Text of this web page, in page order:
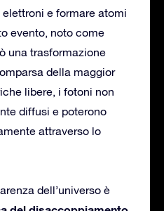
e formare atomi
evento, noto come
una trasformazione
della maggior
libere, i fotoni non
diffusi e poterono
attraverso lo
dell’universo è